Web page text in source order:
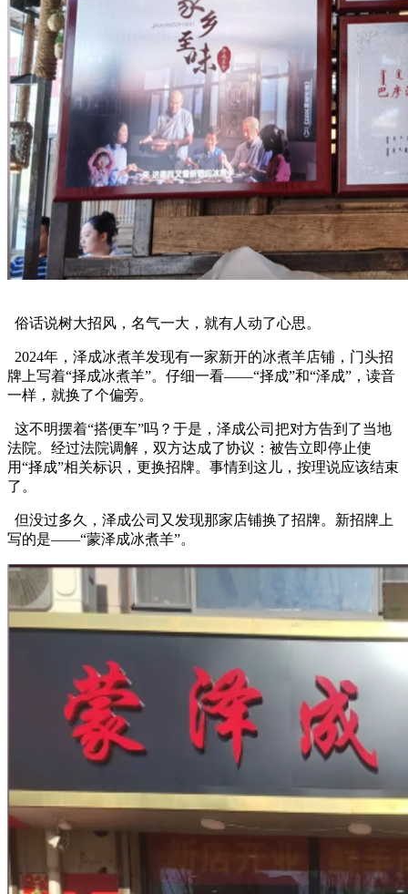
俗话说树大招风，名气一大，就有人动了心思。
2024年，泽成冰煮羊发现有一家新开的冰煮羊店铺，门头招
牌上写着“择成冰煮羊”。仔细一看——“择成”和“泽成”，读音
一样，就换了个偏旁。
这不明摆着“搭便车”吗？于是，泽成公司把对方告到了当地
法院。经过法院调解，双方达成了协议：被告立即停止使
用“择成”相关标识，更换招牌。事情到这儿，按理说应该结束
了。
但没过多久，泽成公司又发现那家店铺换了招牌。新招牌上
写的是——“蒙泽成冰煮羊”。